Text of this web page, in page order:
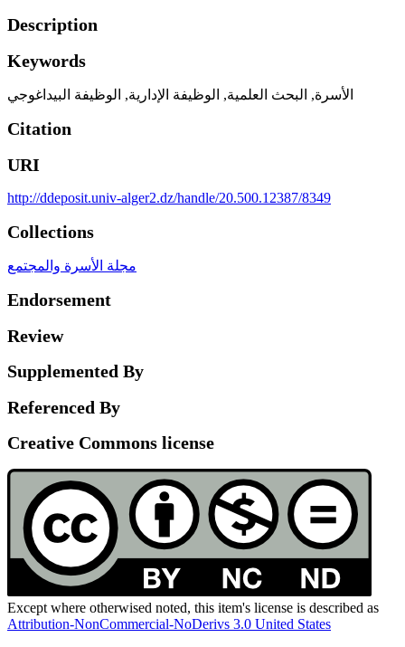
Description
Keywords
الأسرة, البحث العلمية, الوظيفة الإدارية, الوظيفة البيداغوجي
Citation
URI
http://ddeposit.univ-alger2.dz/handle/20.500.12387/8349
Collections
مجلة الأسرة والمجتمع
Endorsement
Review
Supplemented By
Referenced By
Creative Commons license
Except where otherwised noted, this item's license is described as
Attribution-NonCommercial-NoDerivs 3.0 United States